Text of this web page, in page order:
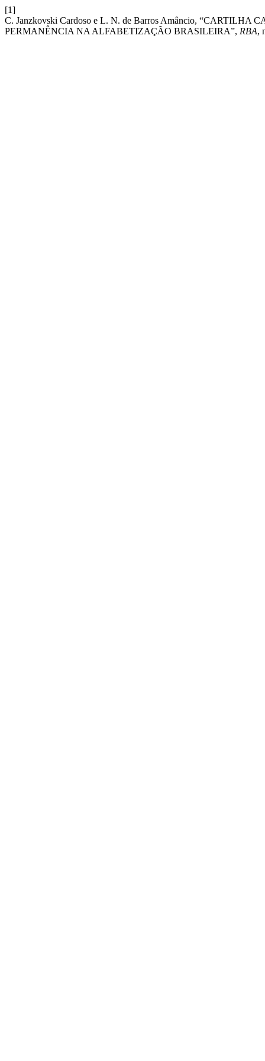
[1]
C. Janzkovski Cardoso e L. N. de Barros Amâncio,
PERMANÊNCIA NA ALFABETIZAÇÃO BRASILEIRA”, RBA,